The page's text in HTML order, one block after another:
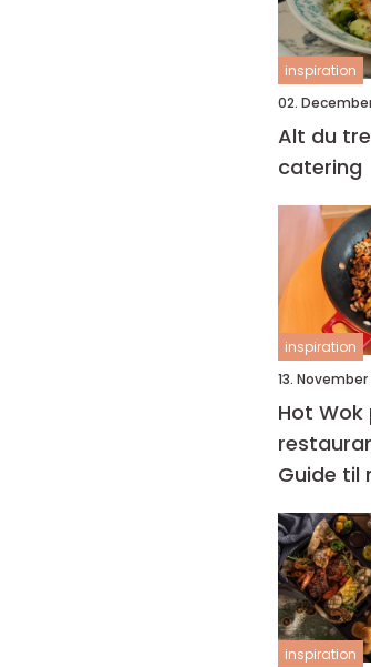
inspiration
02.
Alt du
catering
inspiration
13.
Hot Wok
Guide til
på Sotra
inspiration